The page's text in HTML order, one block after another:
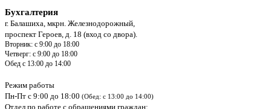
Бухгалтерия
г. Балашиха, мкрн. Железнодорожный,
проспект Героев, д. 18 (вход со двора).
Вторник: с 9:00 до 18:00
Четверг: с 9:00 до 18:00
Обед с 13:00 до 14:00
Режим работы
Пн-Пт с 9:00 до 18:00 (Обед: с 13:00 до 14:00)
Отдел по работе с обращениями граждан: